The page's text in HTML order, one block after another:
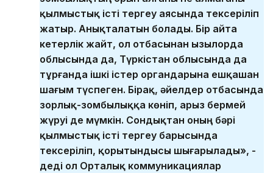
қылмыстық істі тергеу аясында тексеріліп
жатыр. Анықталатын болады. Бір айта
кетерлік жайт, ол отбасынан Қызылорда
облысында да, Түркістан облысында да
тұрғанда ішкі істер органдарына ешқашан
шағым түспеген. Бірақ, әйелдер отбасында
зорлық-зомбылыққа көніп, арыз бермей
жүруі де мүмкін. Сондықтан оның бәрі
қылмыстық істі тергеу барысында
тексеріліп, қорытындысы шығарылады», -
деді ол Орталық коммуникациялар